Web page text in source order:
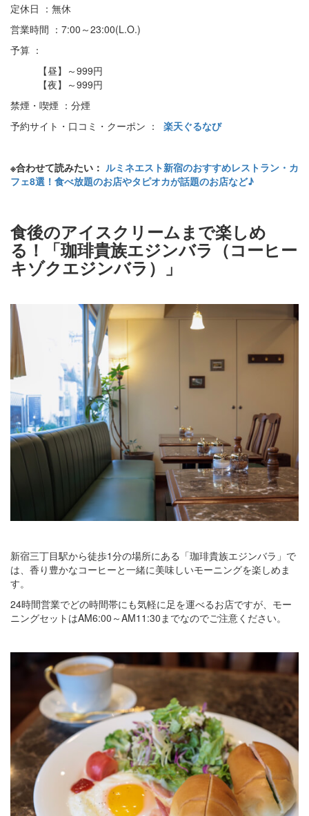
定休日 ：無休
営業時間 ：7:00～23:00(L.O.)
予算 ：
【昼】～999円
【夜】～999円
禁煙・喫煙 ：分煙
予約サイト・口コミ・クーポン ： 楽天ぐるなび
※合わせて読みたい： ルミネエスト新宿のおすすめレストラン・カ
フェ8選！食べ放題のお店やタピオカが話題のお店など♪
食後のアイスクリームまで楽しめ
る！「珈琲貴族エジンバラ（コーヒー
キゾクエジンバラ）」
新宿三丁目駅から徒歩1分の場所にある「珈琲貴族エジンバラ」で
は、香り豊かなコーヒーと一緒に美味しいモーニングを楽しめま
す。
24時間営業でどの時間帯にも気軽に足を運べるお店ですが、モー
ニングセットはAM6:00～AM11:30までなのでご注意ください。